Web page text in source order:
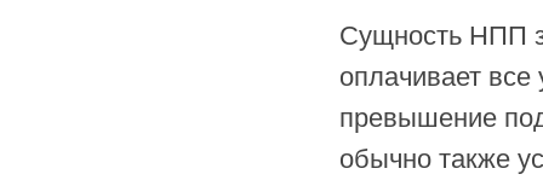
Сущность НПП
оплачивает все
превышение
обычно также